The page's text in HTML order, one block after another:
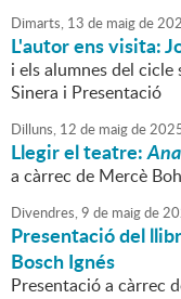
Dimarts, 13 de maigde
L'autor ens visita:
i els alumnes del
Sinera i Presentació
Dilluns, 12 de maigde
Llegir el teatre:
a càrrec de Mercè
Divendres,9 de maigde
Presentació del
Bosch Ignés
Presentació a càrrec